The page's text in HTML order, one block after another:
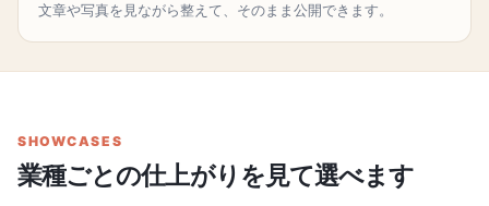
文章や写真を見ながら整えて、そのまま公開できます。
SHOWCASES
業種ごとの仕上がりを見て選べます